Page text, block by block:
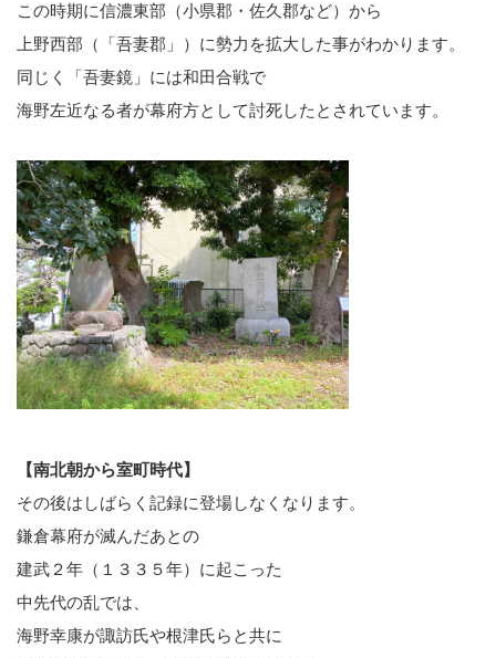
この時期に信濃東部（小県郡・佐久郡など）から
上野西部（「吾妻郡」）に勢力を拡大した事がわかります。
同じく「吾妻鏡」には和田合戦で
海野左近なる者が幕府方として討死したとされています。
【南北朝から室町時代】
その後はしばらく記録に登場しなくなります。
鎌倉幕府が滅んだあとの
建武２年（１３３５年）に起こった
中先代の乱では、
海野幸康が諏訪氏や根津氏らと共に